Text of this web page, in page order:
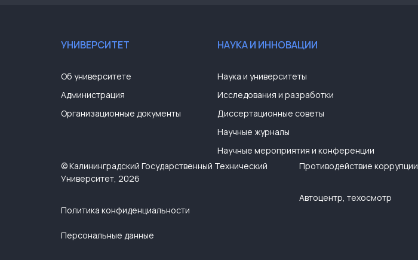
УНИВЕРСИТЕТ
Об университете
Администрация
Организационные документы
НАУКА И ИННОВАЦИИ
Наука и университеты
Исследования и разработки
Диссертационные советы
Научные журналы
Научные мероприятия и конференции
© Калининградский Государственный Технический
Университет, 2026
Политика конфиденциальности
Персональные данные
Противодействие коррупции
Автоцентр, техосмотр